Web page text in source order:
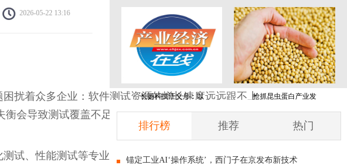
2026-05-22 13:16
扰着众多企业：软件测试资源的增长速度远远跟不上
会导致测试覆盖不足、回归周期拉长、线上故障率上
试、性能测试等专业能力的测试工程师供不应求，招
蒋泓峰：论少儿阶段
长扬科技汪义舟：以 抢抓昆虫蛋白产业发
排行榜 推荐 热门
锚定工业AI‘操作系统’，西门子在京发布新技术